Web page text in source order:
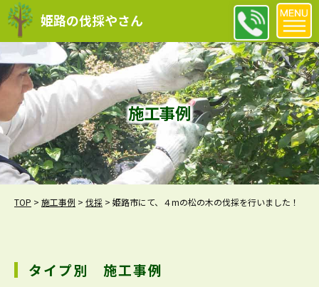
姫路の伐採やさん
施工事例
TOP > 施工事例 > 伐採 > 姫路市にて、４mの松の木の伐採を行いました！
タイプ別 施工事例